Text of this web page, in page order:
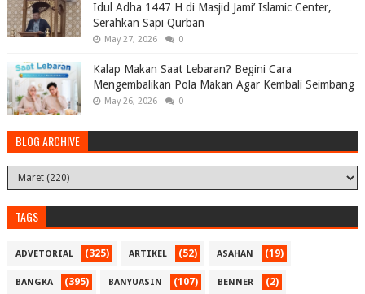
Idul Adha 1447 H di Masjid Jami’ Islamic Center,
Serahkan Sapi Qurban
May 27, 2026 0
Kalap Makan Saat Lebaran? Begini Cara
Mengembalikan Pola Makan Agar Kembali Seimbang
May 26, 2026 0
BLOG ARCHIVE
TAGS
ADVETORIAL (325) ARTIKEL (52) ASAHAN (19)
BANGKA (395) BANYUASIN (107) BENNER (2)